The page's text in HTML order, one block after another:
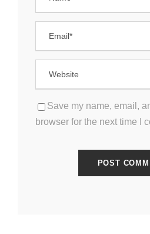
Save my name, email,
browser for the next time I